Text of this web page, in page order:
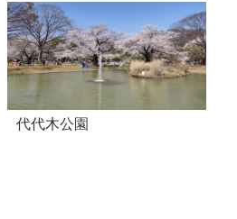
代代木公園